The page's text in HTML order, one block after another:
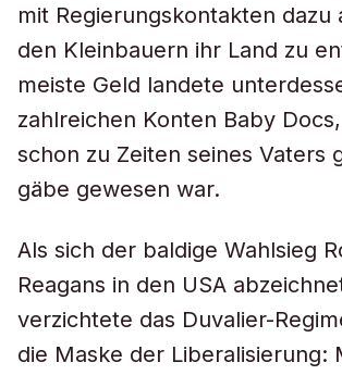
mit Regierungskontakten dazu
den Kleinbauern ihr Land zu
meiste Geld landete
zahlreichen Konten Baby
schon zu Zeiten seines Vaters
gäbe gewesen war.
Als sich der baldige Wahlsieg
Reagans in den USA
verzichtete das Duvalier-
die Maske der Liberalisierung: